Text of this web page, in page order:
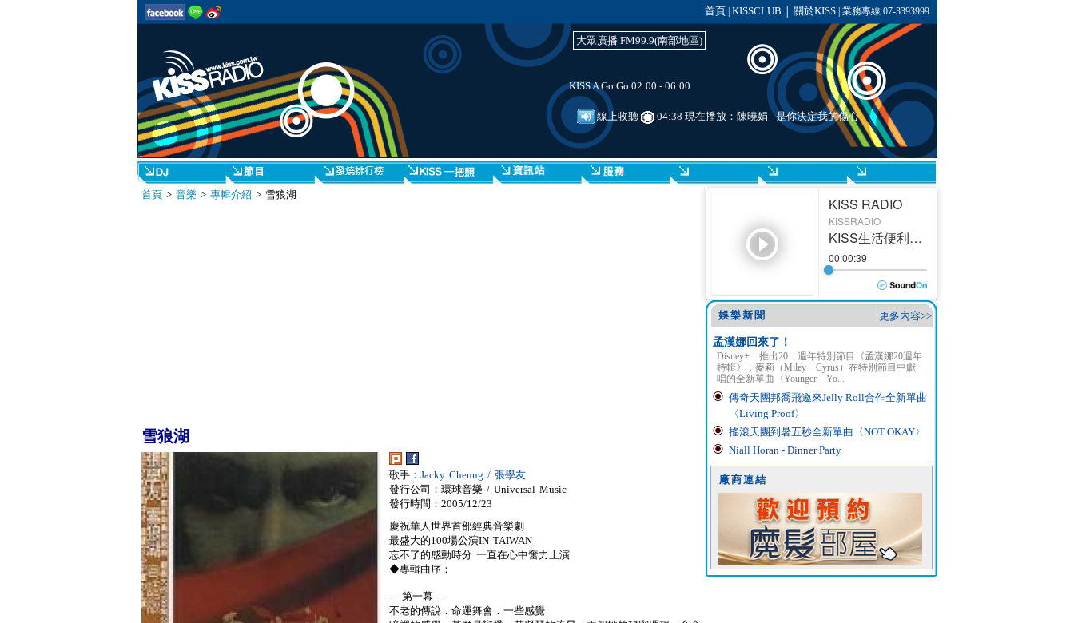
首頁 KISSCLUB 關於KISS| 業務專線 07-3393999
大眾廣播 FM99.9(南部地區)
KISS A Go Go 02:00 - 06:00
線上收聽 04:38 現在播放：陳曉娟 - 是你決定我的傷心
首頁> 音樂> 專輯介紹 > 雪狼湖
雪狼湖
歌手： Jacky Cheung / 張學友
發行公司：環球音樂 / Universal Music
發行時間：2005/12/23
慶祝華人世界首部經典音樂劇
最盛大的100場公演IN TAIWAN
忘不了的感動時分 一直在心中奮力上演
◆專輯曲序：
----第一幕----
不老的傳說．命運舞會．一些感覺
更多內容>>
娛樂新聞
孟漢娜回來了！
Disney+ 推出20 週年特別節目《孟漢娜20週年
特輯》，麥莉（Miley Cyrus）在特別節目中獻
唱的全新單曲〈Younger Yo...
傳奇天團邦喬飛邀來Jelly Roll合作全新單曲
〈Living Proof〉
搖滾天團到暑五秒全新單曲〈NOT OKAY〉
Niall Horan - Dinner Party
廠商連結